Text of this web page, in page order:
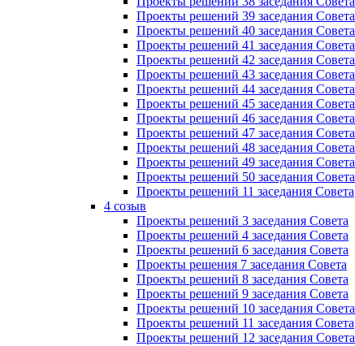
Проекты решений 39 заседания Совета
Проекты решений 40 заседания Совета
Проекты решений 41 заседания Совета
Проекты решений 42 заседания Совета
Проекты решений 43 заседания Совета
Проекты решений 44 заседания Совета
Проекты решений 45 заседания Совета
Проекты решений 46 заседания Совета
Проекты решений 47 заседания Совета
Проекты решений 48 заседания Совета
Проекты решений 49 заседания Совета
Проекты решений 50 заседания Совета
Проекты решений 11 заседания Совета
4 созыв
Проекты решений 3 заседания Совета
Проекты решений 4 заседания Совета
Проекты решений 6 заседания Совета
Проекты решения 7 заседания Совета
Проекты решений 8 заседания Совета
Проекты решений 9 заседания Совета
Проекты решений 10 заседания Совета
Проекты решений 11 заседания Совета
Проекты решений 12 заседания Совета